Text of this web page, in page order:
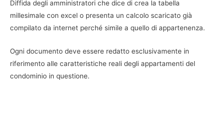
Diffida degli amministratori che dice di crea la tabella
millesimale con excel o presenta un calcolo scaricato già
compilato da internet perché simile a quello di appartenenza.
Ogni documento deve essere redatto esclusivamente in
riferimento alle caratteristiche reali degli appartamenti del
condominio in questione.